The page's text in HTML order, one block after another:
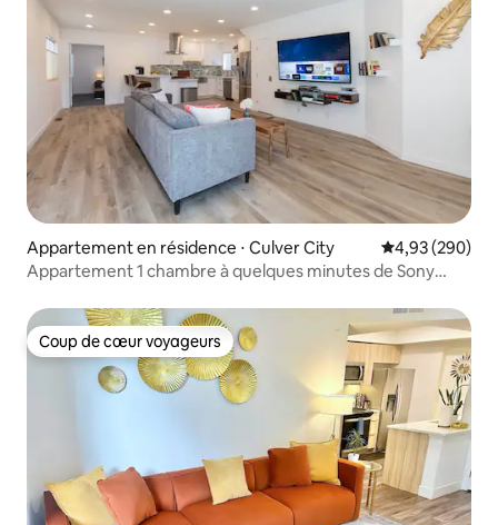
Appartement en résidence ⋅ Culver City Évaluation
4,93 (290)
Appartement 1 chambre à quelques minutes de Sony
Coup de cœur voyageurs
Coup de cœur voyageurs